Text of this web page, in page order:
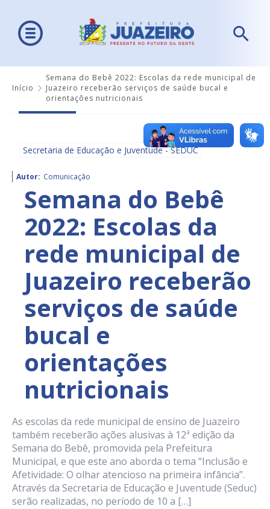
Início
Semana do Bebê 2022: Escolas da rede municipal de
Juazeiro receberão serviços de saúde bucal e
orientações nutricionais
Secretaria de Educação e Juventude - SEDUC
Autor: Comunicação
Semana do Bebê
2022: Escolas da
rede municipal de
Juazeiro receberão
serviços de saúde
bucal e
orientações
nutricionais
As escolas da rede municipal de ensino de Juazeiro
também receberão ações alusivas à 12ª edição da
Semana do Bebê, promovida pela Prefeitura
Municipal, e que este ano aborda o tema “Inclusão e
Afetividade: O olhar atencioso na primeira infância”.
Através da Secretaria de Educação e Juventude (Seduc)
serão realizadas, no período de 10 a […]